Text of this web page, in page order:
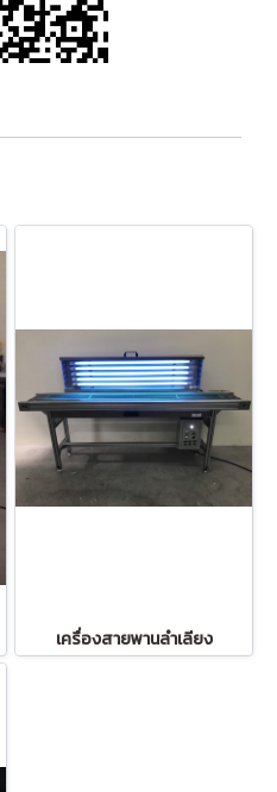
เครื่องสายพานลำเลียง